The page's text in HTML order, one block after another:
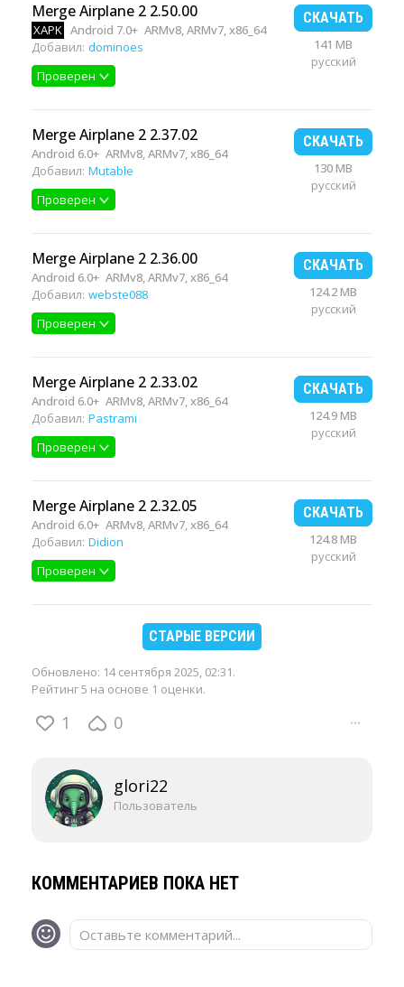
Merge Airplane 2 2.50.00
XAPK Android 7.0+ ARMv8, ARMv7, x86_64
Добавил: dominoes
Проверен
СКАЧАТЬ
141 MB
русский
Merge Airplane 2 2.37.02
Android 6.0+ ARMv8, ARMv7, x86_64
Добавил: Mutable
Проверен
СКАЧАТЬ
130 MB
русский
Merge Airplane 2 2.36.00
Android 6.0+ ARMv8, ARMv7, x86_64
Добавил: webste088
Проверен
СКАЧАТЬ
124.2 MB
русский
Merge Airplane 2 2.33.02
Android 6.0+ ARMv8, ARMv7, x86_64
Добавил: Pastrami
Проверен
СКАЧАТЬ
124.9 MB
русский
Merge Airplane 2 2.32.05
Android 6.0+ ARMv8, ARMv7, x86_64
Добавил: Didion
Проверен
СКАЧАТЬ
124.8 MB
русский
СТАРЫЕ ВЕРСИИ
Обновлено: 14 сентября 2025, 02:31.
Рейтинг 5 на основе 1 оценки.
1 0 ···
glori22
Пользователь
КОММЕНТАРИЕВ ПОКА НЕТ
Оставьте комментарий...